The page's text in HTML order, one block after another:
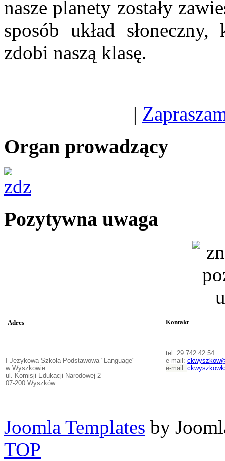
nasze planety zostały
sposób układ
zdobi naszą klasę.
|
Organ prowadzący
Pozytywna uwaga
Adres Kontakt
I Językowa Szkoła Podstawowa "Language"
w Wyszkowie
ul. Komisji Edukacji Narodowej 2
07-200 Wyszków
tel. 29 742 42 54
e-mail:
e-mail:
Joomla Templates by
TOP